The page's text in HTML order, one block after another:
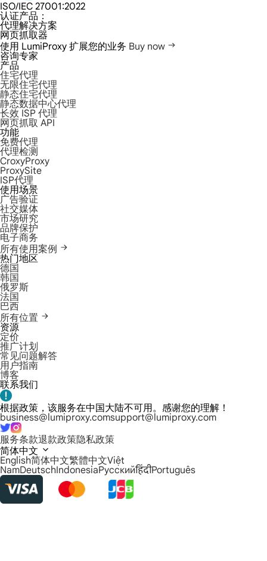
ISO/IEC 27001:2022
认证产品：
代理解决方案
网页抓取器
使用 LumiProxy 扩展您的业务 Buy now
咨询专家
产品
住宅代理
无限住宅代理
静态住宅代理
静态数据中心代理
长效 ISP 代理
网页抓取 API
功能
免费代理
代理检测
CroxyProxy
ProxySite
ISP代理
使用场景
广告验证
社交媒体
市场研究
品牌保护
电子商务
所有使用案例
热门地区
德国
韩国
俄罗斯
法国
巴西
所有位置
资源
定价
推广计划
常见问题解答
用户指南
博客
联系我们
根据政策，该服务在中国大陆不可用。感谢您的理解！
business@lumiproxy.comsupport@lumiproxy.com
服务条款退款政策隐私政策
简体中文
English简体中文繁體中文Việt
NamDeutschIndonesiaРусскийहिंदीPortuguês